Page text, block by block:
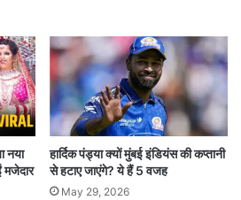
में भूकंपीय रिकॉर्ड की जांच कर रहे
लगाने के लिए इलाके में भेजा
हुआ है. भूकंपीय रिकॉर्ड, अब
संकेत नहीं दिखाते हैं.
नया
मजेदार
हार्दिक पंड्या क्यों मुंबई इंडियंस की कप्तानी
से हटाए जाएंगे? ये हैं 5 वजह
May 29, 2026